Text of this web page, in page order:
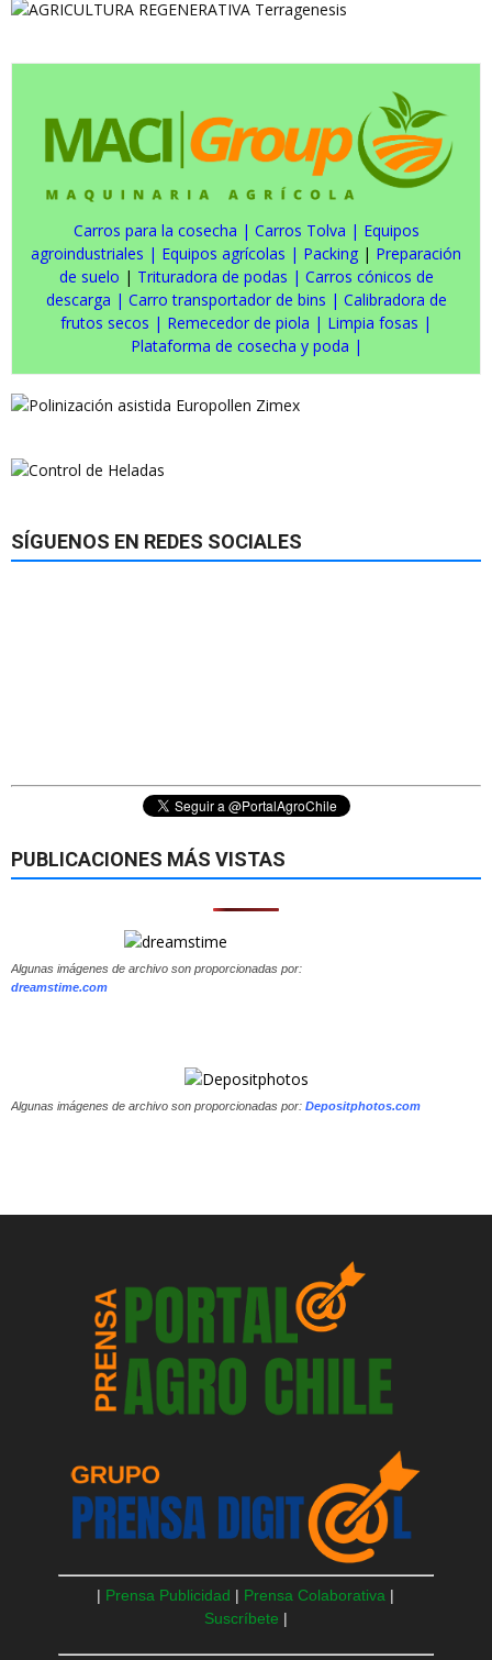
Carros para la cosecha | Carros Tolva | Equipos
agroindustriales | Equipos agrícolas | Packing | Preparación
de suelo | Trituradora de podas | Carros cónicos de
descarga | Carro transportador de bins | Calibradora de
frutos secos | Remecedor de piola | Limpia fosas |
Plataforma de cosecha y poda |
SÍGUENOS EN REDES SOCIALES
PUBLICACIONES MÁS VISTAS
Algunas imágenes de archivo son proporcionadas por:
dreamstime.com
Algunas imágenes de archivo son proporcionadas por: Depositphotos.com
| Prensa Publicidad | Prensa Colaborativa |
Suscríbete |